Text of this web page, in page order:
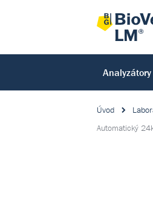
Analyzátory
Úvod
Automatický